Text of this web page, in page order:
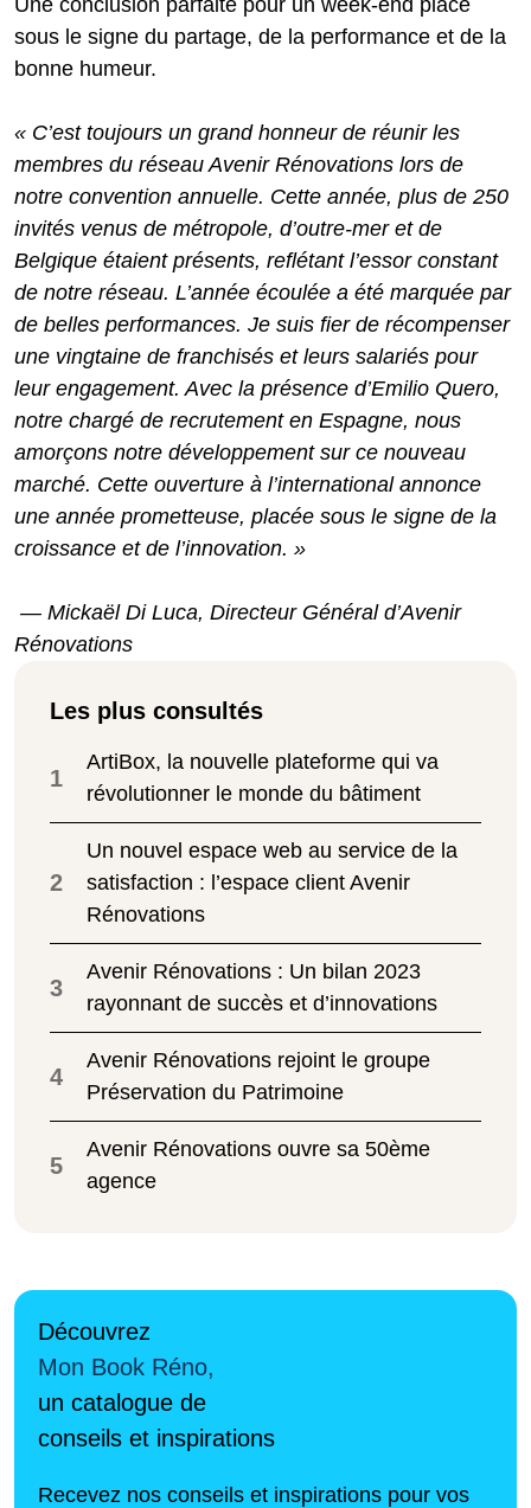
sous le signe du partage, de la performance et de la
bonne humeur.
« C’est toujours un grand honneur de réunir les
membres du réseau Avenir Rénovations lors de
notre convention annuelle. Cette année, plus de 250
invités venus de métropole, d’outre-mer et de
Belgique étaient présents, reflétant l’essor constant
de notre réseau. L’année écoulée a été marquée par
de belles performances. Je suis fier de récompenser
une vingtaine de franchisés et leurs salariés pour
leur engagement. Avec la présence d’Emilio Quero,
notre chargé de recrutement en Espagne, nous
amorçons notre développement sur ce nouveau
marché. Cette ouverture à l’international annonce
une année prometteuse, placée sous le signe de la
croissance et de l’innovation. »
— Mickaël Di Luca, Directeur Général d’Avenir
Rénovations
Les plus consultés
1
ArtiBox, la nouvelle plateforme qui va
révolutionner le monde du bâtiment
2
Un nouvel espace web au service de la
satisfaction : l’espace client Avenir
Rénovations
3
Avenir Rénovations : Un bilan 2023
rayonnant de succès et d’innovations
4
Avenir Rénovations rejoint le groupe
Préservation du Patrimoine
5
Avenir Rénovations ouvre sa 50ème
agence
Découvrez
Mon Book Réno,
un catalogue de
conseils et inspirations
Recevez nos conseils et inspirations pour vos